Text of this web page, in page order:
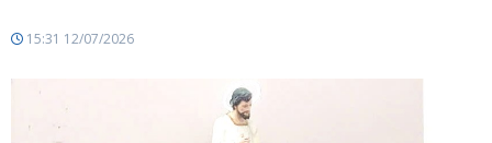
15:31 12/07/2026